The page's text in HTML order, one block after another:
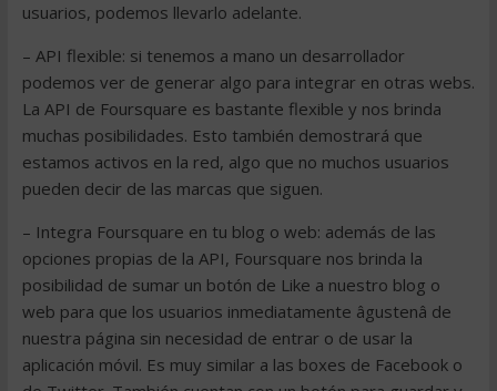
usuarios, podemos llevarlo adelante.
– API flexible: si tenemos a mano un desarrollador
podemos ver de generar algo para integrar en otras webs.
La API de Foursquare es bastante flexible y nos brinda
muchas posibilidades. Esto también demostrará que
estamos activos en la red, algo que no muchos usuarios
pueden decir de las marcas que siguen.
– Integra Foursquare en tu blog o web: además de las
opciones propias de la API, Foursquare nos brinda la
posibilidad de sumar un botón de Like a nuestro blog o
web para que los usuarios inmediatamente âgustenâ de
nuestra página sin necesidad de entrar o de usar la
aplicación móvil. Es muy similar a las boxes de Facebook o